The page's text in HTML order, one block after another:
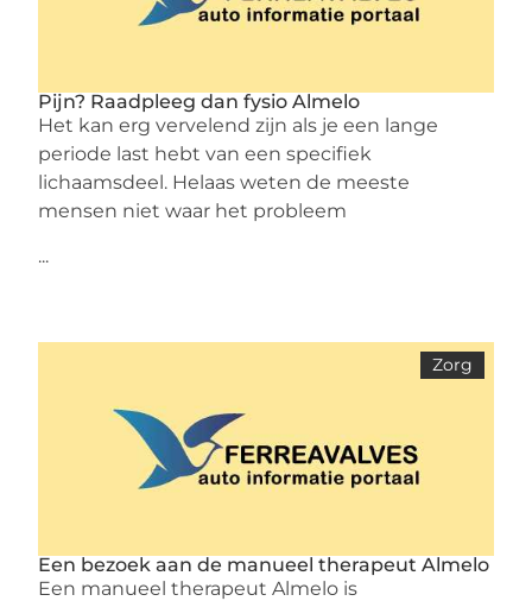
Pijn? Raadpleeg dan fysio Almelo
Het kan erg vervelend zijn als je een lange
periode last hebt van een specifiek
lichaamsdeel. Helaas weten de meeste
mensen niet waar het probleem
...
Zorg
Een bezoek aan de manueel therapeut Almelo
Een manueel therapeut Almelo is